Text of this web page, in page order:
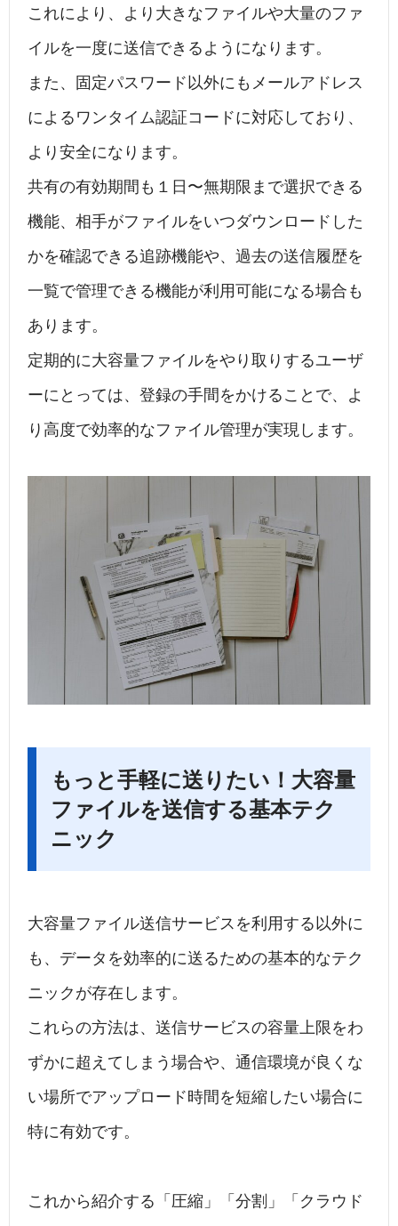
これにより、より大きなファイルや大量のファ
イルを一度に送信できるようになります。
また、固定パスワード以外にもメールアドレス
によるワンタイム認証コードに対応しており、
より安全になります。
共有の有効期間も１日〜無期限まで選択できる
機能、相手がファイルをいつダウンロードした
かを確認できる追跡機能や、過去の送信履歴を
一覧で管理できる機能が利用可能になる場合も
あります。
定期的に大容量ファイルをやり取りするユーザ
ーにとっては、登録の手間をかけることで、よ
り高度で効率的なファイル管理が実現します。
もっと手軽に送りたい！大容量
ファイルを送信する基本テク
ニック
大容量ファイル送信サービスを利用する以外に
も、データを効率的に送るための基本的なテク
ニックが存在します。
これらの方法は、送信サービスの容量上限をわ
ずかに超えてしまう場合や、通信環境が良くな
い場所でアップロード時間を短縮したい場合に
特に有効です。
これから紹介する「圧縮」「分割」「クラウド